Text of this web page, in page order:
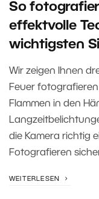
So
effektvolle
wichtigsten
Wir zeigen Ihnen
Feuer
Flammen in den
die Kamera richtig
Fotografieren
WEITERLESEN